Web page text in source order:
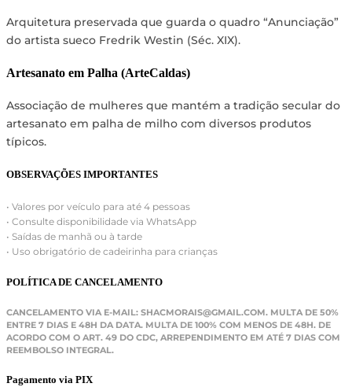
Arquitetura preservada que guarda o quadro “Anunciação”
do artista sueco Fredrik Westin (Séc. XIX).
Artesanato em Palha (ArteCaldas)
Associação de mulheres que mantém a tradição secular do
artesanato em palha de milho com diversos produtos
típicos.
OBSERVAÇÕES IMPORTANTES
• Valores por veículo para até 4 pessoas
• Consulte disponibilidade via WhatsApp
• Saídas de manhã ou à tarde
• Uso obrigatório de cadeirinha para crianças
POLÍTICA DE CANCELAMENTO
CANCELAMENTO VIA E-MAIL: SHACMORAIS@GMAIL.COM. MULTA DE 50%
ENTRE 7 DIAS E 48H DA DATA. MULTA DE 100% COM MENOS DE 48H. DE
ACORDO COM O ART. 49 DO CDC, ARREPENDIMENTO EM ATÉ 7 DIAS COM
REEMBOLSO INTEGRAL.
Pagamento via PIX